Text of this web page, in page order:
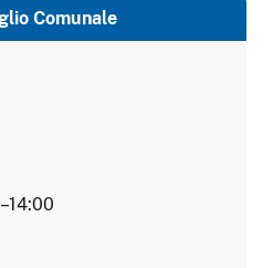
Comunale